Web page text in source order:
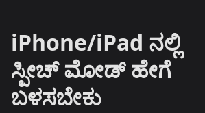
iPhone/iPad ನಲ್ಲಿ
ಸ್ಪೀಚ್ ಮೋಡ್ ಹೇಗೆ
ಬಳಸಬೇಕು